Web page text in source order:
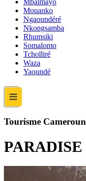
Mbalmayo
Mouanko
Ngaoundéré
Nkongsamba
Rhumsiki
Somalomo
Tcholliré
Waza
Yaoundé
≡
Tourisme